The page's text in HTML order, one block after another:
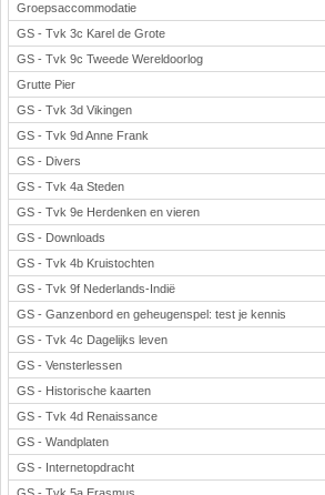
Groepsaccommodatie
GS - Tvk 3c Karel de Grote
GS - Tvk 9c Tweede Wereldoorlog
Grutte Pier
GS - Tvk 3d Vikingen
GS - Tvk 9d Anne Frank
GS - Divers
GS - Tvk 4a Steden
GS - Tvk 9e Herdenken en vieren
GS - Downloads
GS - Tvk 4b Kruistochten
GS - Tvk 9f Nederlands-Indië
GS - Ganzenbord en geheugenspel: test je kennis
GS - Tvk 4c Dagelijks leven
GS - Vensterlessen
GS - Historische kaarten
GS - Tvk 4d Renaissance
GS - Wandplaten
GS - Internetopdracht